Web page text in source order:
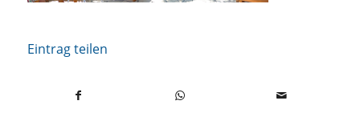
Eintrag teilen